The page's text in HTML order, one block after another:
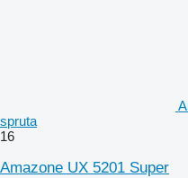
spruta
16
Amazone UX 5201 Super